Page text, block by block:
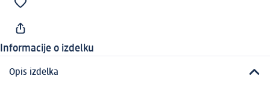
Informacije o izdelku
Opis izdelka